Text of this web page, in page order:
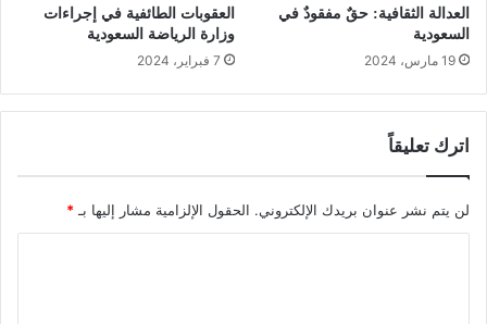
العدالة الثقافية: حقٌ مفقودٌ في
السعودية
19 مارس، 2024
العقوبات الطائفية في إجراءات
وزارة الرياضة السعودية
7 فبراير، 2024
اترك تعليقاً
لن يتم نشر عنوان بريدك الإلكتروني. الحقول الإلزامية مشار إليها بـ *